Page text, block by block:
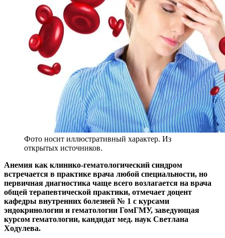
Фото носит иллюстративный характер. Из
открытых источников.
Анемия как клинико-гематологический синдром
встречается в практике врача любой специальности, но
первичная диагностика чаще всего возлагается на врача
общей терапевтической практики, отмечает доцент
кафедры внутренних болезней № 1 с курсами
эндокринологии и гематологии ГомГМУ, заведующая
курсом гематологии, кандидат мед. наук Светлана
Ходулева.